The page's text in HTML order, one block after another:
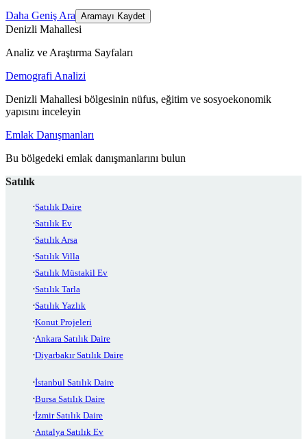
Daha Geniş Ara Aramayı Kaydet
Denizli Mahallesi
Analiz ve Araştırma Sayfaları
Demografi Analizi
Denizli Mahallesi bölgesinin nüfus, eğitim ve sosyoekonomik
yapısını inceleyin
Emlak Danışmanları
Bu bölgedeki emlak danışmanlarını bulun
Satılık
Satılık Daire
Satılık Ev
Satılık Arsa
Satılık Villa
Satılık Müstakil Ev
Satılık Tarla
Satılık Yazlık
Konut Projeleri
Ankara Satılık Daire
Diyarbakır Satılık Daire
İstanbul Satılık Daire
Bursa Satılık Daire
İzmir Satılık Daire
Antalya Satılık Ev